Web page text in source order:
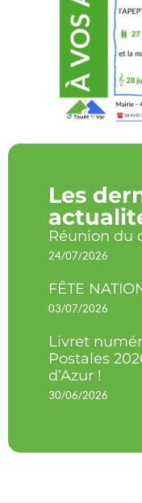
Les
Réunion du
24/07/2026
FÊTE
03/07/2026
Livret
Postales
d’Azur !
30/06/2026